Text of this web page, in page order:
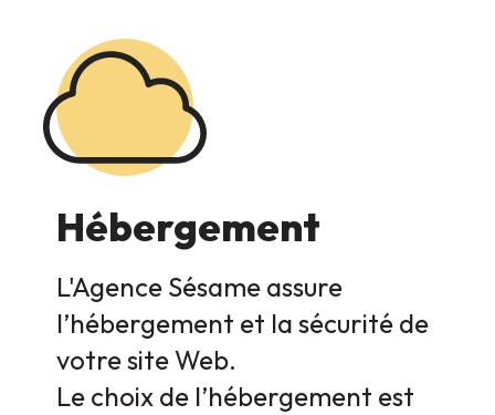
Hébergement
L'Agence Sésame assure
l’hébergement et la sécurité de
votre site Web.
Le choix de l’hébergement est